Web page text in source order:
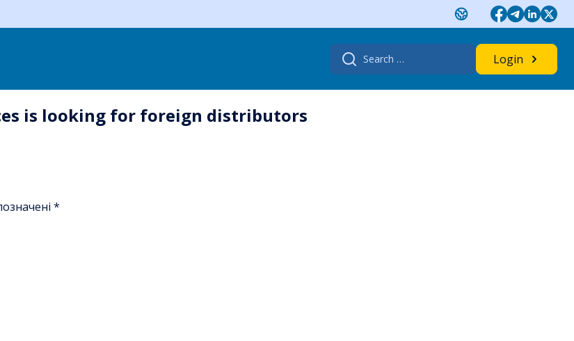
Search
for:
Login
is looking for foreign distributors
*